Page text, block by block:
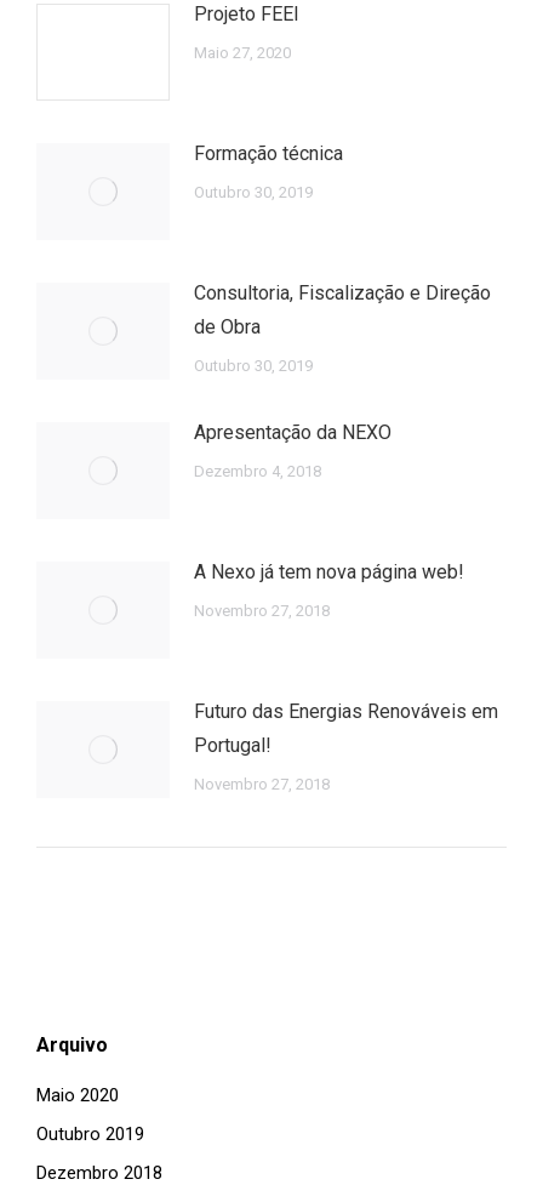
Projeto FEEI
Maio 27, 2020
Formação técnica
Outubro 30, 2019
Consultoria, Fiscalização e Direção
de Obra
Outubro 30, 2019
Apresentação da NEXO
Dezembro 4, 2018
A Nexo já tem nova página web!
Novembro 27, 2018
Futuro das Energias Renováveis em
Portugal!
Novembro 27, 2018
Arquivo
Maio 2020
Outubro 2019
Dezembro 2018